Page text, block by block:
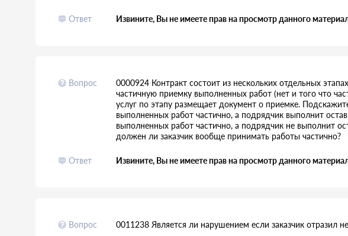
Ответ Извините, Вы не имеете прав на просмотр данного
Вопрос
0000924 Контракт состоит из нескольких отдельных
частичную приемку выполненных работ (нет и того что
услуг по этапу размещает документ о приемке.
выполненных работ частично, а подрядчик выполнит
выполненных работ частично, а подрядчик не выполнит
должен ли заказчик вообще принимать работы частично?
Ответ Извините, Вы не имеете прав на просмотр данного
Вопрос 0011238 Является ли нарушением если заказчик